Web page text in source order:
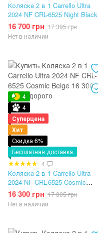
Коляска 2 в 1 Carrello Ultra
2024 NF CRL-6525 Night Black
16 700 грн 17 395 грн
Нет в наличии
4
4
Суперцена
Хит
Скидка 6%
Бесплатная доставка
4
Коляска 2 в 1 Carrello Ultra
2024 NF CRL-6525 Cosmic
Beige
16 300 грн 17 395 грн
Нет в наличии